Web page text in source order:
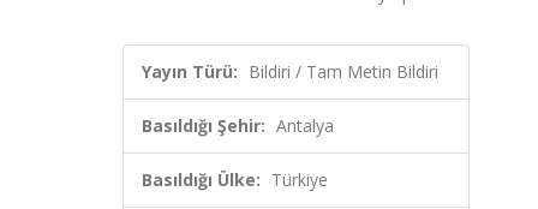
Yayın Türü: Bildiri / Tam Metin Bildiri
Basıldığı Şehir: Antalya
Basıldığı Ülke: Türkiye